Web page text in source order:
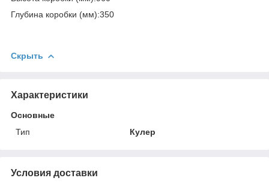
Глубина коробки (мм):350
Скрыть
Характеристики
Основные
Тип
Кулер
Условия доставки